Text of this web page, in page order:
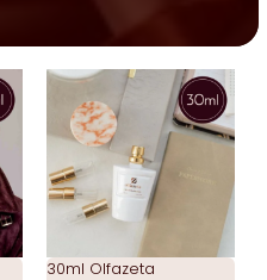
30ml Olfazeta